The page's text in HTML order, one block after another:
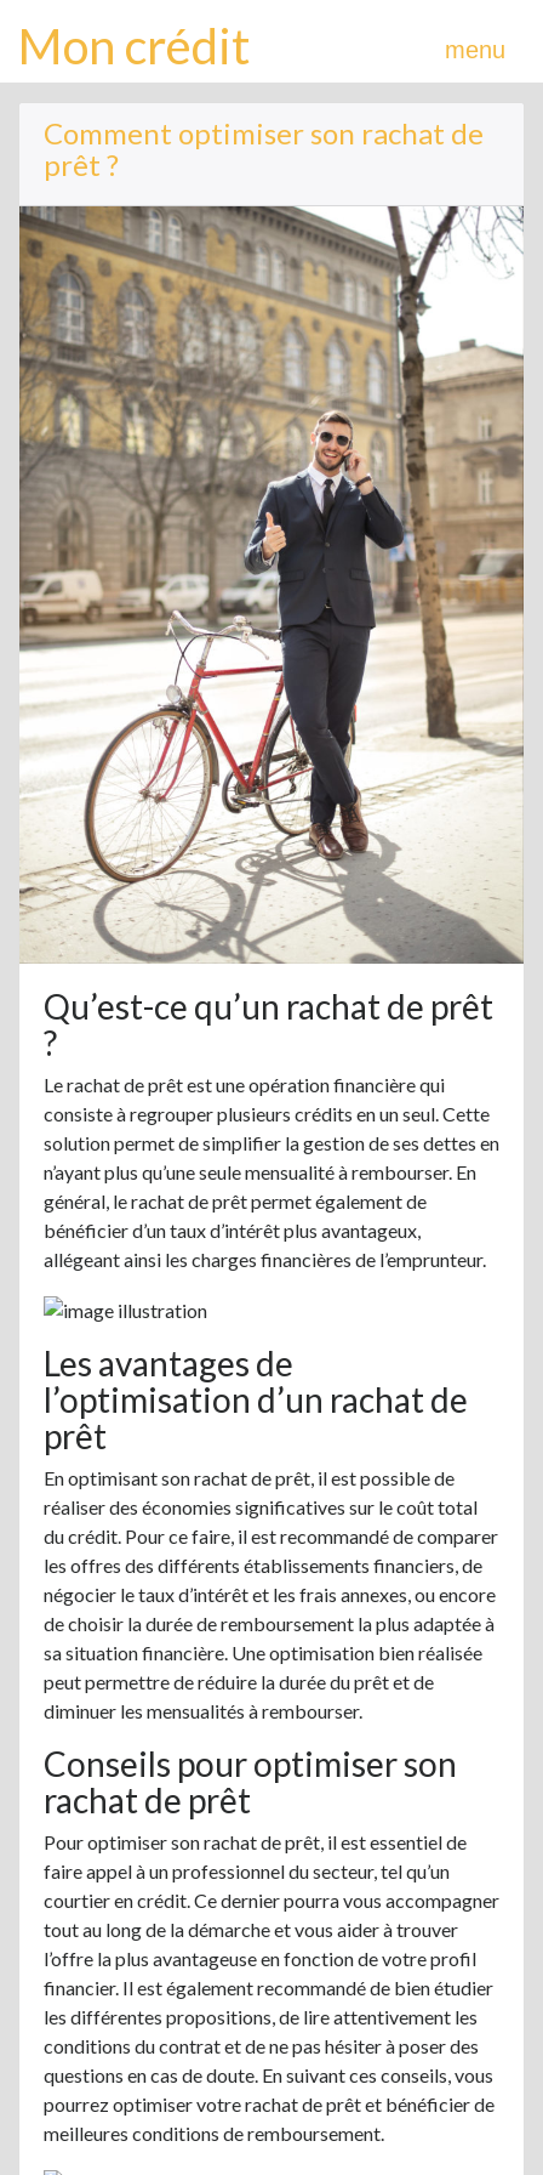
Mon crédit menu
Comment optimiser son rachat de
prêt ?
Qu’est-ce qu’un rachat de prêt
?
Le rachat de prêt est une opération financière qui
consiste à regrouper plusieurs crédits en un seul. Cette
solution permet de simplifier la gestion de ses dettes en
n’ayant plus qu’une seule mensualité à rembourser. En
général, le rachat de prêt permet également de
bénéficier d’un taux d’intérêt plus avantageux,
allégeant ainsi les charges financières de l’emprunteur.
Les avantages de
l’optimisation d’un rachat de
prêt
En optimisant son rachat de prêt, il est possible de
réaliser des économies significatives sur le coût total
du crédit. Pour ce faire, il est recommandé de comparer
les offres des différents établissements financiers, de
négocier le taux d’intérêt et les frais annexes, ou encore
de choisir la durée de remboursement la plus adaptée à
sa situation financière. Une optimisation bien réalisée
peut permettre de réduire la durée du prêt et de
diminuer les mensualités à rembourser.
Conseils pour optimiser son
rachat de prêt
Pour optimiser son rachat de prêt, il est essentiel de
faire appel à un professionnel du secteur, tel qu’un
courtier en crédit. Ce dernier pourra vous accompagner
tout au long de la démarche et vous aider à trouver
l’offre la plus avantageuse en fonction de votre profil
financier. Il est également recommandé de bien étudier
les différentes propositions, de lire attentivement les
conditions du contrat et de ne pas hésiter à poser des
questions en cas de doute. En suivant ces conseils, vous
pourrez optimiser votre rachat de prêt et bénéficier de
meilleures conditions de remboursement.